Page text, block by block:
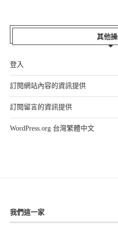
其他
登入
訂閱網站內容的資訊提供
訂閱留言的資訊提供
WordPress.org 台灣繁體中文
我們這一家